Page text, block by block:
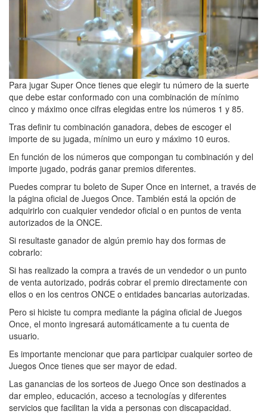
Para jugar Super Once tienes que elegir tu número de la suerte
que debe estar conformado con una combinación de mínimo
cinco y máximo once cifras elegidas entre los números 1 y 85.
Tras definir tu combinación ganadora, debes de escoger el
importe de su jugada, mínimo un euro y máximo 10 euros.
En función de los números que compongan tu combinación y del
importe jugado, podrás ganar premios diferentes.
Puedes comprar tu boleto de Super Once en internet, a través de
la página oficial de Juegos Once. También está la opción de
adquirirlo con cualquier vendedor oficial o en puntos de venta
autorizados de la ONCE.
Si resultaste ganador de algún premio hay dos formas de
cobrarlo:
Si has realizado la compra a través de un vendedor o un punto
de venta autorizado, podrás cobrar el premio directamente con
ellos o en los centros ONCE o entidades bancarias autorizadas.
Pero si hiciste tu compra mediante la página oficial de Juegos
Once, el monto ingresará automáticamente a tu cuenta de
usuario.
Es importante mencionar que para participar cualquier sorteo de
Juegos Once tienes que ser mayor de edad.
Las ganancias de los sorteos de Juego Once son destinados a
dar empleo, educación, acceso a tecnologías y diferentes
servicios que facilitan la vida a personas con discapacidad.